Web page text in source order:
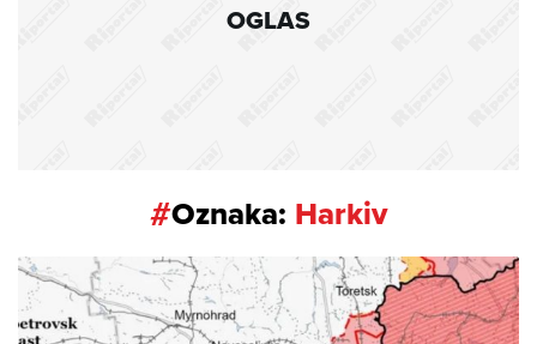
OGLAS
#Oznaka: Harkiv